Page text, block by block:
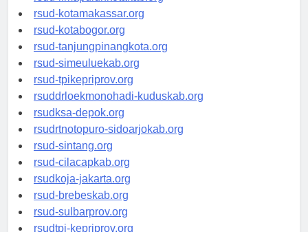
rsud-limapuluhkotakab.org
rsud-kotamakassar.org
rsud-kotabogor.org
rsud-tanjungpinangkota.org
rsud-simeuluekab.org
rsud-tpikepriprov.org
rsuddrloekmonohadi-kuduskab.org
rsudksa-depok.org
rsudrtnotopuro-sidoarjokab.org
rsud-sintang.org
rsud-cilacapkab.org
rsudkoja-jakarta.org
rsud-brebeskab.org
rsud-sulbarprov.org